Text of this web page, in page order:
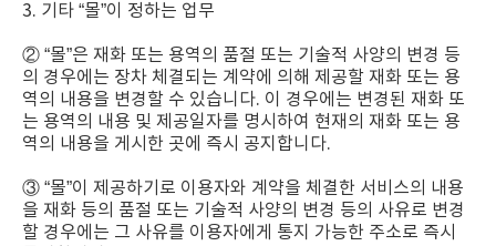
3. 기타 “몰”이 정하는 업무
② “몰”은 재화 또는 용역의 품절 또는 기술적 사양의 변경 등
의 경우에는 장차 체결되는 계약에 의해 제공할 재화 또는 용
역의 내용을 변경할 수 있습니다. 이 경우에는 변경된 재화 또
는 용역의 내용 및 제공일자를 명시하여 현재의 재화 또는 용
역의 내용을 게시한 곳에 즉시 공지합니다.
③ “몰”이 제공하기로 이용자와 계약을 체결한 서비스의 내용
을 재화 등의 품절 또는 기술적 사양의 변경 등의 사유로 변경
할 경우에는 그 사유를 이용자에게 통지 가능한 주소로 즉시